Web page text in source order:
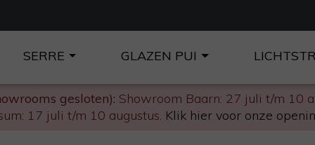
gesloten): Showroom Baarn: 27 juli t/m 10
17 juli t/m 10 augustus. Klik hier voor onze
SERRE GLAZEN PUI